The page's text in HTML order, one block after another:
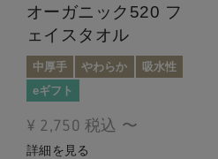
オーガニック520 フ
ェイスタオル
中厚手 やわらか
吸水性
eギフト
¥ 2,750 税込 〜
詳細を見る